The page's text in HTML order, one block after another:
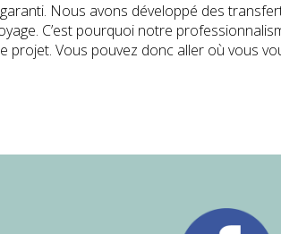
garanti. Nous avons développé des
C’est pourquoi notre
Vous pouvez donc aller où vous